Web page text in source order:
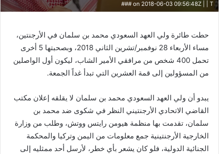
### on 2018-06-03 09:56:48Z | | T
حطت طائرة ولي العهد السعودي محمد بن سلمان في الأرجنتين،
مساء الأربعاء 28 نوفمبر/تشرين الثاني 2018، وبصحبتها 5 أخرى
تحمل 400 شخص من مرافقي الأمير الشاب، ليكون أول الواصلين
من المسؤولين إلى قمة العشرين التي تبدأ غداً الجمعة.
يبدو أن ولي العهد السعودي محمد بن سلمان لا يقلقه إعلان مكتب
القاضي الاتحادي الأرجنتيني النظر في شكوى ضد محمد بن
سلمان، تقدمت بها منظمة هيومن رايتس ووتش، وطلب من وزارة
الخارجية الأرجنتينية جمع معلومات من اليمن وتركيا والمحكمة
الجنائية الدولية، فلو كان يشعر بأي خطر، لأرسل أحد ممثليه إلى